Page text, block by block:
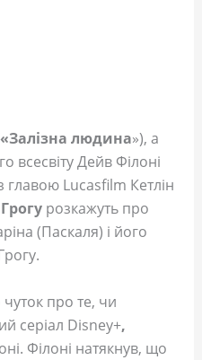
людина»), а
всесвіту Дейв Філоні
главою Lucasfilm Кетлін
розкажуть про
(Паскаля) і його
чуток про те, чи
серіал Disney+,
Філоні натякнув, що